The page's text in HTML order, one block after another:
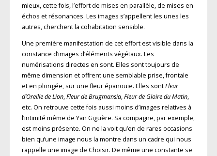
mieux, cette fois, l’effort de mises en parallèle, de mises en
échos et résonances. Les images s’appellent les unes les
autres, cherchent la cohabitation sensible.
Une première manifestation de cet effort est visible dans la
constance d’images d’éléments végétaux. Les
numérisations directes en sont. Elles sont toujours de
même dimension et offrent une semblable prise, frontale
et en plongée, sur une fleur épanouie. Elles sontFleur
d’Oreille de Lion,Fleur de Brugmansia,Fleur de Gloire du Matin,
etc. On retrouve cette fois aussi moins d’images relatives à
l’intimité même de Yan Giguère. Sa compagne, par exemple,
est moins présente. On ne la voit qu’en de rares occasions
bien qu’une image nous la montre dans un cadre qui nous
rappelle une image de Choisir. De même une constante se